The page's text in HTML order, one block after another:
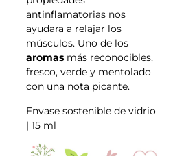
antinflamatorias nos
ayudara a relajar los
músculos. Uno de los
aromas más reconocibles,
fresco, verde y mentolado
con una nota picante.
Envase sostenible de vidrio
| 15 ml